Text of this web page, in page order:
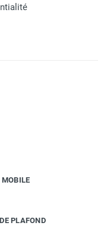
PLAFOND